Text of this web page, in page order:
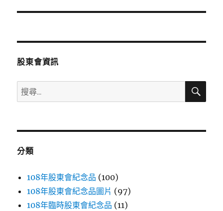
篇
章:
股東會資訊
搜
尋
鍵
搜
分類
108年股東會紀念品 (100)
108年股東會紀念品圖片 (97)
108年臨時股東會紀念品 (11)